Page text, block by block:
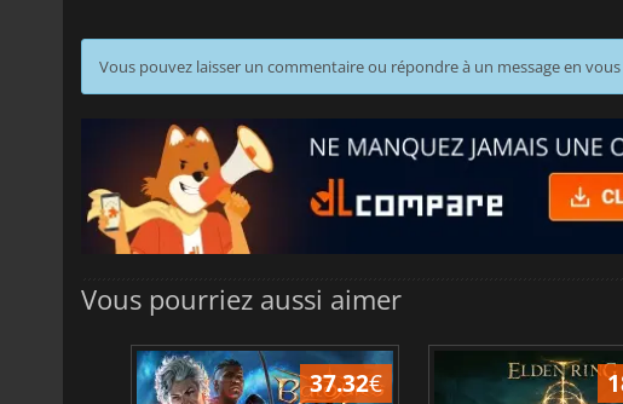
Vous pouvez laisser un commentaire ou répondre à un message en vous
Vous pourriez aussi aimer
6.75 €